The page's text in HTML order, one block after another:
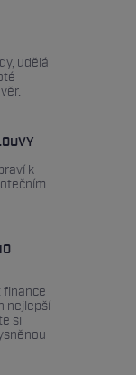
spolu s
bance
udělá
k
finance
nejlepší
si